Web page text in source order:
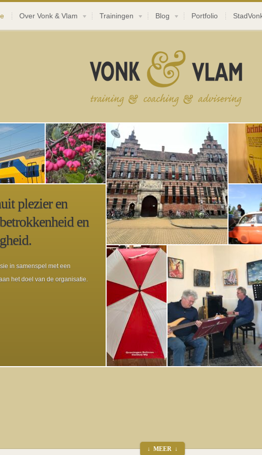
Over Vonk & Vlam Trainingen Blog Portfolio
plezier en
en
in samenspel met een
het doel van de organisatie.
Jeneverbesroute
Verstilde Glorie – Een
historische wandeling door
verborgen pracht
Stap mee in het verleden en ontdek
de verborgen weelde van de
Groninger stadspaleizen.Tijdens
deze bijzondere thematische
wandeling ‘Verstilde...
De
Het is
Ze...
Voorjaarsschoonmaak
Noorderplantsoen
Jawel, 1 april. Maar de...
Kom laat ons gaan
Het is een zonnige
Met de auto naar het kerkje
Klein Wetsinge. Deels omdat
Blankenspoor daar haar
↓ MEER ↓